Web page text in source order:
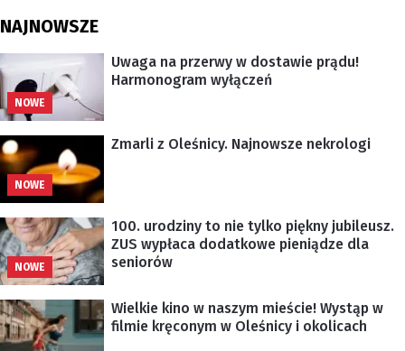
NAJNOWSZE
NOWE
Uwaga na przerwy w dostawie prądu!
Harmonogram wyłączeń
NOWE
Zmarli z Oleśnicy. Najnowsze nekrologi
NOWE
100. urodziny to nie tylko piękny jubileusz.
ZUS wypłaca dodatkowe pieniądze dla
seniorów
Wielkie kino w naszym mieście! Wystąp w
filmie kręconym w Oleśnicy i okolicach